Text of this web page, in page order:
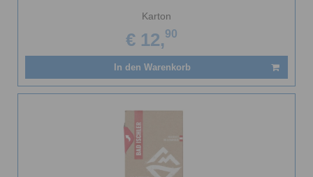
Karton
€ 12,90
In den Warenkorb